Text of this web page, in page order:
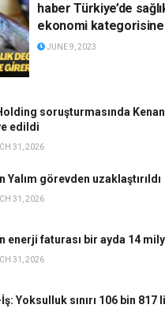
haber Türkiye’de
ekonomi
JUNE 9, 2023
soruşturmasında
edildi
31, 2026
Yalım görevden uzaklaştırıldı
31, 2026
enerji faturası bir ayda 14
31, 2026
Yoksulluk sınırı 106 bin 817